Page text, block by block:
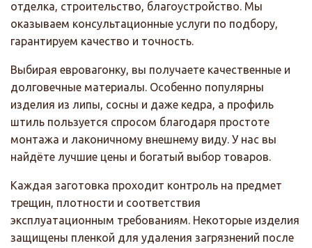
отделка, строительство, благоустройство. Мы
оказываем консультационные услуги по подбору,
гарантируем качество и точность.
Выбирая евровагонку, вы получаете качественные и
долговечные материалы. Особенно популярны
изделия из липы, сосны и даже кедра, а профиль
штиль пользуется спросом благодаря простоте
монтажа и лаконичному внешнему виду. У нас вы
найдёте лучшие цены и богатый выбор товаров.
Каждая заготовка проходит контроль на предмет
трещин, плотности и соответствия
эксплуатационным требованиям. Некоторые изделия
защищены пленкой для удаления загрязнений после